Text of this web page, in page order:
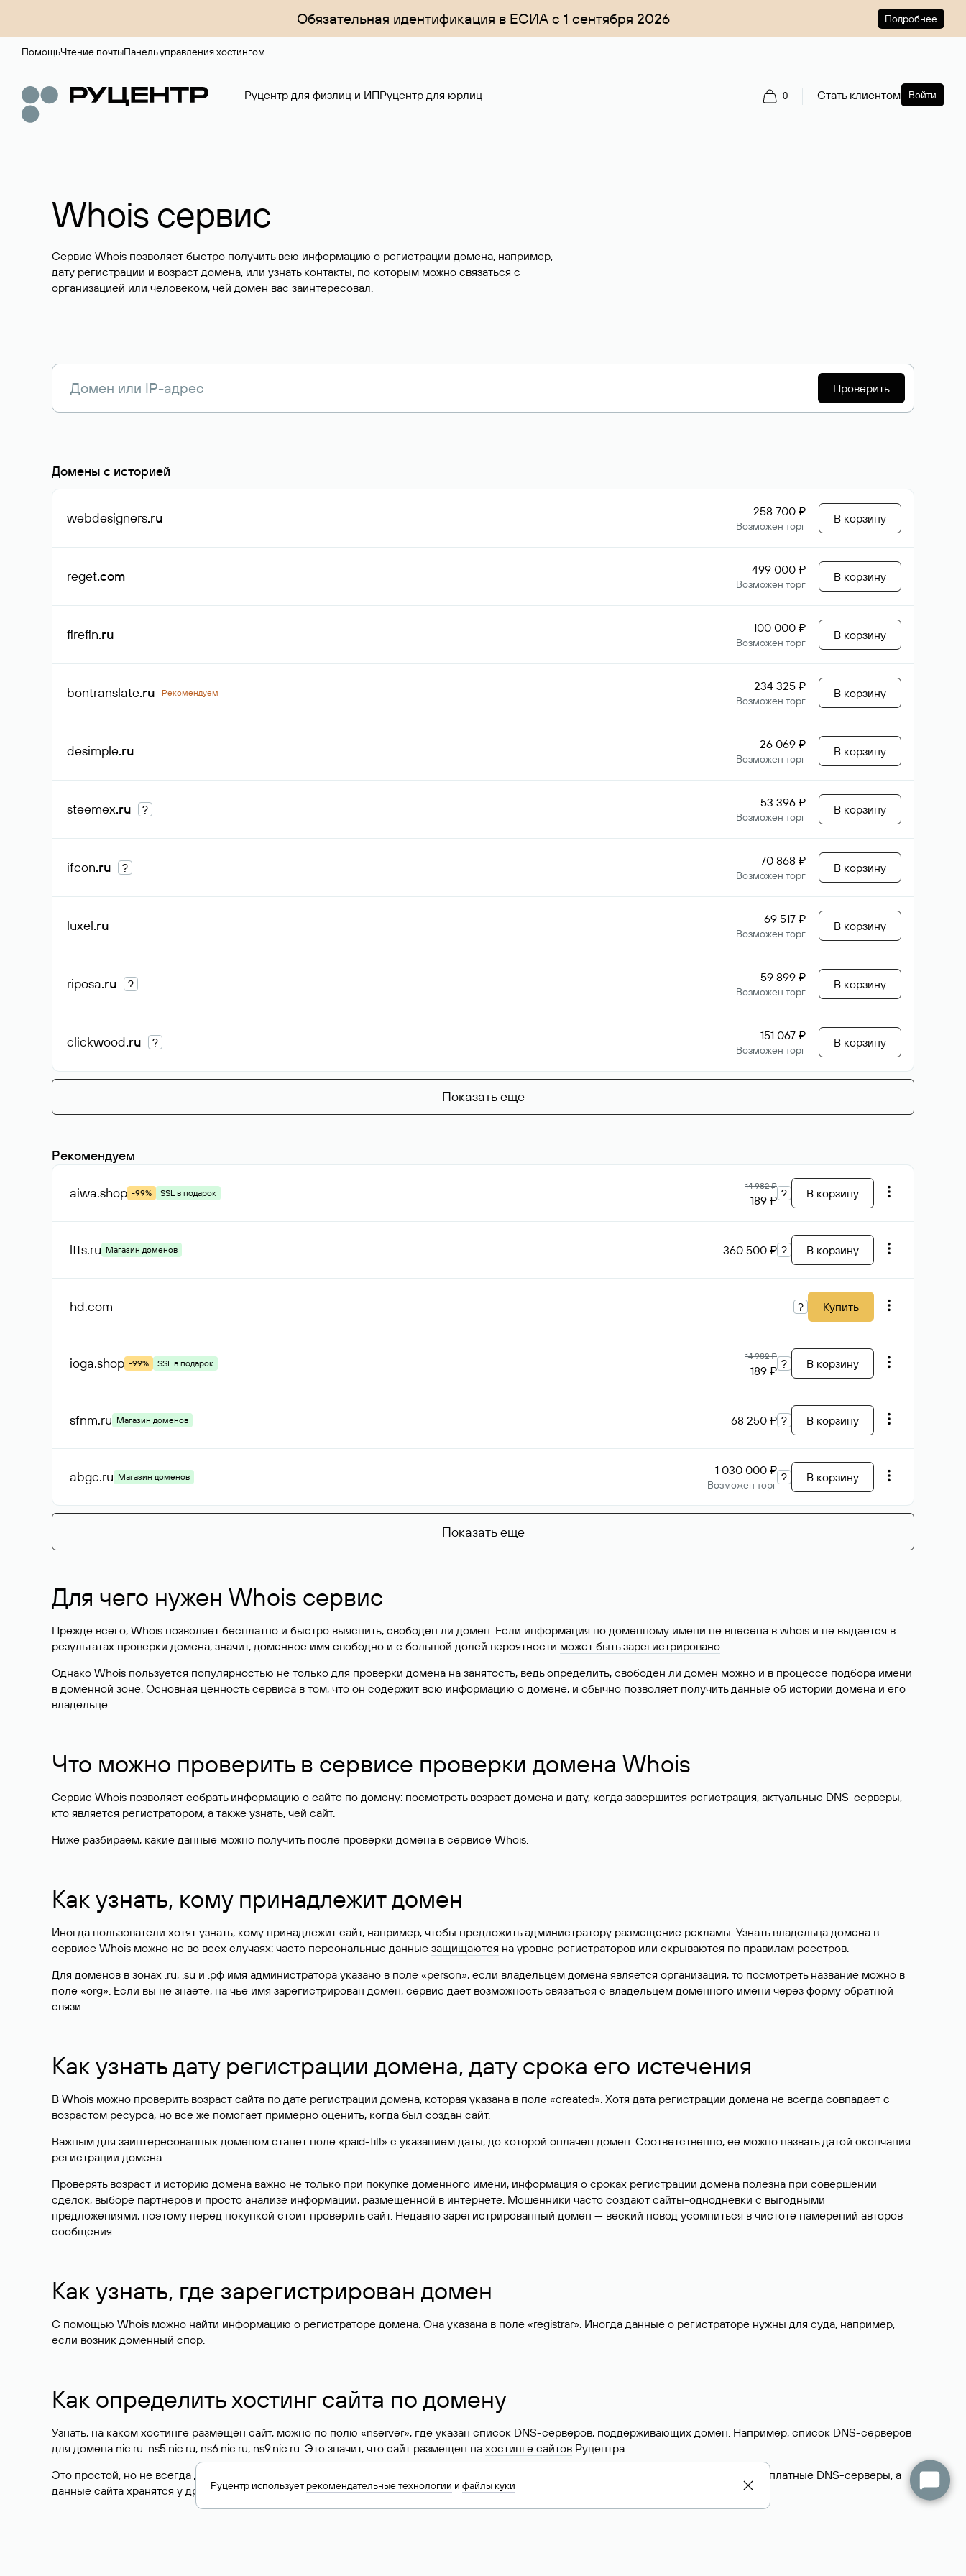
Обязательная идентификация в ЕСИА с 1 сентября 2026 Подробнее
ПомощьЧтение почтыПанель управления хостингом
Руцентр для физлиц и ИПРуцентр для юрлиц 0 Стать клиентом Войти
Whois сервис
Сервис Whois позволяет быстро получить всю информацию о регистрации домена, например,
дату регистрации и возраст домена, или узнать контакты, по которым можно связаться с
организацией или человеком, чей домен вас заинтересовал.
Проверить
Домены с историей
webdesigners.ru 258 700 ₽
Возможен торг
В корзину
reget.com 499 000 ₽
Возможен торг
В корзину
firefin.ru 100 000 ₽
Возможен торг
В корзину
bontranslate.ru Рекомендуем 234 325 ₽
Возможен торг
В корзину
desimple.ru 26 069 ₽
Возможен торг
В корзину
steemex.ru ? 53 396 ₽
Возможен торг
В корзину
ifcon.ru ? 70 868 ₽
Возможен торг
В корзину
luxel.ru 69 517 ₽
Возможен торг
В корзину
riposa.ru ? 59 899 ₽
Возможен торг
В корзину
clickwood.ru ? 151 067 ₽
Возможен торг
В корзину
Показать еще
Рекомендуем
aiwa.shop -99% SSL в подарок
14 982 ₽
189 ₽ ? В корзину
ltts.ru Магазин доменов 360 500 ₽ ? В корзину
hd.com ? Купить
ioga.shop -99% SSL в подарок
14 982 ₽
189 ₽ ? В корзину
sfnm.ru Магазин доменов 68 250 ₽ ? В корзину
abgc.ru Магазин доменов 1 030 000 ₽
Возможен торг
? В корзину
Показать еще
Для чего нужен Whois сервис
Прежде всего, Whois позволяет бесплатно и быстро выяснить, свободен ли домен. Если информация по доменному имени не внесена в whois и не выдается в
результатах проверки домена, значит, доменное имя свободно и с большой долей вероятности может быть зарегистрировано.
Однако Whois пользуется популярностью не только для проверки домена на занятость, ведь определить, свободен ли домен можно и в процессе подбора имени
в доменной зоне. Основная ценность сервиса в том, что он содержит всю информацию о домене, и обычно позволяет получить данные об истории домена и его
владельце.
Что можно проверить в сервисе проверки домена Whois
Сервис Whois позволяет собрать информацию о сайте по домену: посмотреть возраст домена и дату, когда завершится регистрация, актуальные DNS-серверы,
кто является регистратором, а также узнать, чей сайт.
Ниже разбираем, какие данные можно получить после проверки домена в сервисе Whois.
Как узнать, кому принадлежит домен
Иногда пользователи хотят узнать, кому принадлежит сайт, например, чтобы предложить администратору размещение рекламы. Узнать владельца домена в
сервисе Whois можно не во всех случаях: часто персональные данные защищаются на уровне регистраторов или скрываются по правилам реестров.
Для доменов в зонах .ru, .su и .рф имя администратора указано в поле «person», если владельцем домена является организация, то посмотреть название можно в
поле «org». Если вы не знаете, на чье имя зарегистрирован домен, сервис дает возможность связаться с владельцем доменного имени через форму обратной
связи.
Как узнать дату регистрации домена, дату срока его истечения
В Whois можно проверить возраст сайта по дате регистрации домена, которая указана в поле «created». Хотя дата регистрации домена не всегда совпадает с
возрастом ресурса, но все же помогает примерно оценить, когда был создан сайт.
Важным для заинтересованных доменом станет поле «paid-till» с указанием даты, до которой оплачен домен. Соответственно, ее можно назвать датой окончания
регистрации домена.
Проверять возраст и историю домена важно не только при покупке доменного имени, информация о сроках регистрации домена полезна при совершении
сделок, выборе партнеров и просто анализе информации, размещенной в интернете. Мошенники часто создают сайты-однодневки с выгодными
предложениями, поэтому перед покупкой стоит проверить сайт. Недавно зарегистрированный домен — веский повод усомниться в чистоте намерений авторов
сообщения.
Как узнать, где зарегистрирован домен
С помощью Whois можно найти информацию о регистраторе домена. Она указана в поле «registrar». Иногда данные о регистраторе нужны для суда, например,
если возник доменный спор.
Как определить хостинг сайта по домену
Узнать, на каком хостинге размещен сайт, можно по полю «nserver», где указан список DNS-серверов, поддерживающих домен. Например, список DNS-серверов
для домена nic.ru: ns5.nic.ru, ns6.nic.ru, ns9.nic.ru. Это значит, что сайт размещен на хостинге сайтов Руцентра.
Это простой, но не всегда достоверный способ узнать хостинг-провайдера сайта. Иногда владельцы сайтов делегируют домен на бесплатные DNS-серверы, а
данные сайта хранятся у другого хостинг-провайдера.
Руцентр использует рекомендательные технологии и файлы куки